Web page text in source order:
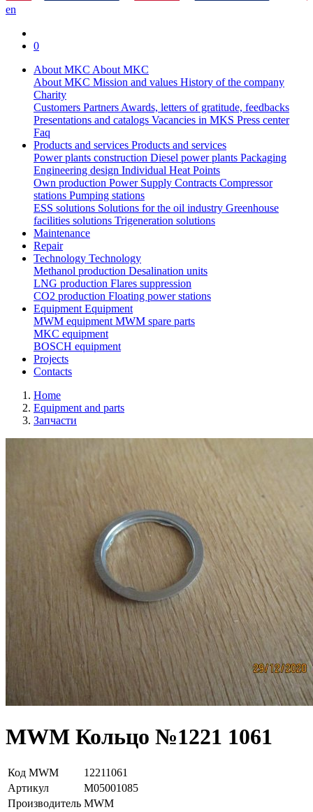
en
0
About MKC About MKC
About MKC Mission and values History of the company
Charity
Customers PartnersAwards, letters of gratitude, feedbacks
Presentations and catalogs Vacancies in MKS Press center
Faq
Products and services Products and services
Power plants construction Diesel power plants Packaging
Engineering design Individual Heat Points
Own production Power Supply Contracts Compressor
stations Pumping stations
ESS solutions Solutions for the oil industry Greenhouse
facilities solutions Trigeneration solutions
Maintenance
Repair
Technology Technology
Methanol production Desalination units
LNG production Flares suppression
СО2 production Floating power stations
EquipmentEquipment
MWM equipmentMWM spare parts
MKC equipment
BOSCH equipment
Projects
Contacts
Home
Equipment and parts
Запчасти
MWM Кольцо №1221 1061
Код MWM
12211061
Артикул
М05001085
Производитель MWM